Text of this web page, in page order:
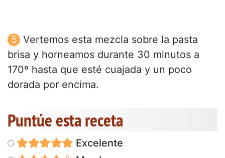
Vertemos esta mezcla sobre la pasta
brisa y horneamos durante 30 minutos a
170º hasta que esté cuajada y un poco
dorada por encima.
Puntúe esta receta
Excelente